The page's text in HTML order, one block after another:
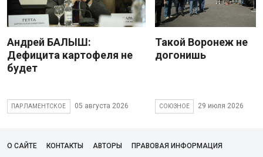
Андрей БАЛЫШ:
Дефицита картофеля не
будет
ПАРЛАМЕНТСКОЕ 05 августа 2026
Такой Воронеж не
догонишь
СОЮЗНОЕ 29 июля 2026
О САЙТЕ КОНТАКТЫ АВТОРЫ ПРАВОВАЯ ИНФОРМАЦИЯ